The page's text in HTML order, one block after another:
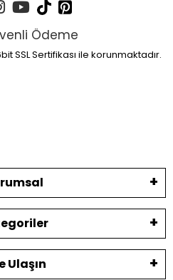
Ödeme
SSL Sertifikası ile korunmaktadır.
Ulaşın